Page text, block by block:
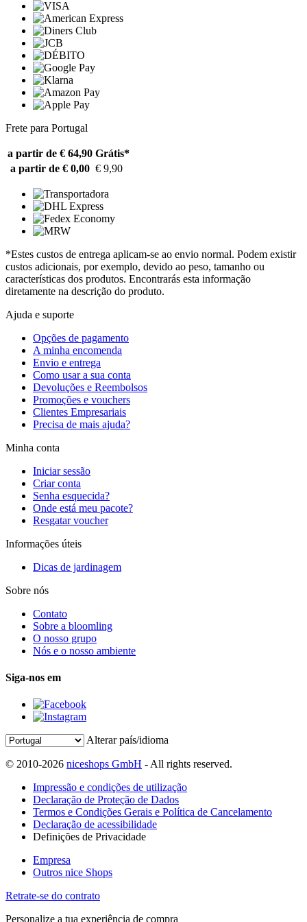
Frete para Portugal
a partir de € 64,90 Grátis*
a partir de € 0,00 € 9,90
*Estes custos de entrega aplicam-se ao envio normal. Podem existir
custos adicionais, por exemplo, devido ao peso, tamanho ou
características dos produtos. Encontrarás esta informação
diretamente na descrição do produto.
Ajuda e suporte
Opções de pagamento
A minha encomenda
Envio e entrega
Como usar a sua conta
Devoluções e Reembolsos
Promoções e vouchers
Clientes Empresariais
Precisa de mais ajuda?
Minha conta
Iniciar sessão
Criar conta
Senha esquecida?
Onde está meu pacote?
Resgatar voucher
Informações úteis
Dicas de jardinagem
Sobre nós
Contato
Sobre a bloomling
O nosso grupo
Nós e o nosso ambiente
Siga-nos em
Alterar país/idioma
© 2010-2026 niceshops GmbH - All rights reserved.
Impressão e condições de utilização
Declaração de Proteção de Dados
Termos e Condições Gerais e Política de Cancelamento
Declaração de acessibilidade
Definições de Privacidade
Empresa
Outros nice Shops
Retrate-se do contrato
Personalize a tua experiência de compra